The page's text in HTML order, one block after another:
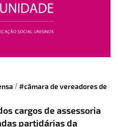
/#câmara de vereadores de
cargos de assessoria
partidárias da